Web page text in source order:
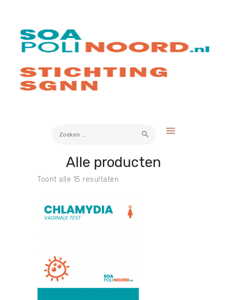
naar:
Alle producten
Over soa
Bestellen
Kosten
Toont alle 15 resultaten